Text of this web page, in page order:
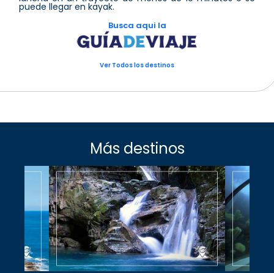
puede llegar en kayak.
Busca aqui la
Ver Todos los destinos
Más destinos